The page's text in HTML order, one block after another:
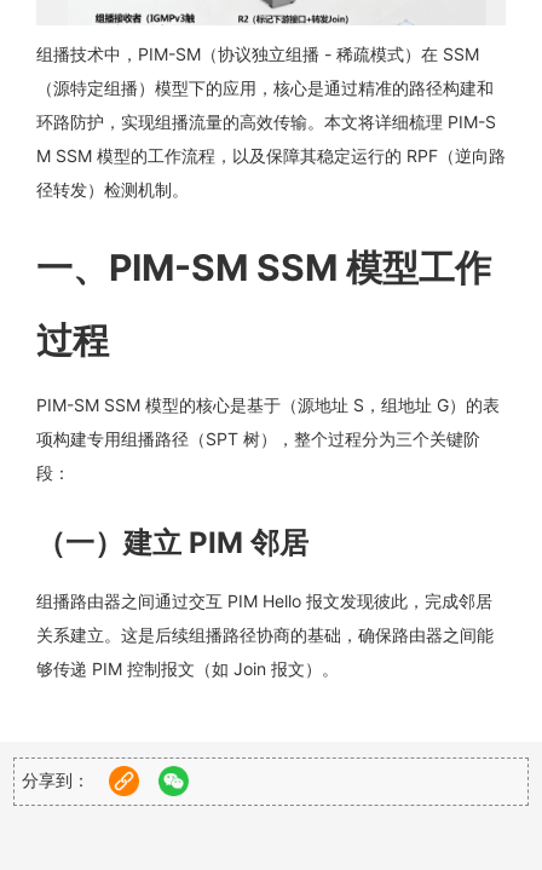
组播技术中，PIM-SM（协议独立组播 - 稀疏模式）在 SSM
（源特定组播）模型下的应用，核心是通过精准的路径构建和
环路防护，实现组播流量的高效传输。本文将详细梳理 PIM-S
M SSM 模型的工作流程，以及保障其稳定运行的 RPF（逆向路
径转发）检测机制。
一、PIM-SM SSM 模型工作
过程
PIM-SM SSM 模型的核心是基于（源地址 S，组地址 G）的表
项构建专用组播路径（SPT 树），整个过程分为三个关键阶
段：
（一）建立 PIM 邻居
组播路由器之间通过交互 PIM Hello 报文发现彼此，完成邻居
关系建立。这是后续组播路径协商的基础，确保路由器之间能
够传递 PIM 控制报文（如 Join 报文）。
在同一广播域或多点接入网络中，所有运行 PIM 的路由器会通
分享到：